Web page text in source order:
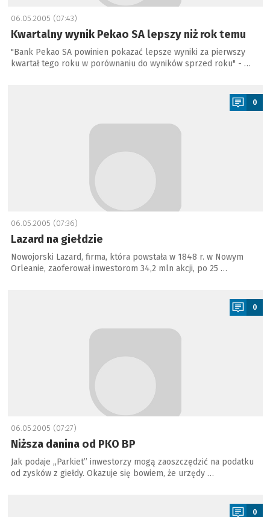
06.05.2005 (07:43)
Kwartalny wynik Pekao SA lepszy niż rok temu
"Bank Pekao SA powinien pokazać lepsze wyniki za pierwszy
kwartał tego roku w porównaniu do wyników sprzed roku" - …
0
06.05.2005 (07:36)
Lazard na giełdzie
Nowojorski Lazard, firma, która powstała w 1848 r. w Nowym
Orleanie, zaoferował inwestorom 34,2 mln akcji, po 25 …
0
06.05.2005 (07:27)
Niższa danina od PKO BP
Jak podaje „Parkiet” inwestorzy mogą zaoszczędzić na podatku
od zysków z giełdy. Okazuje się bowiem, że urzędy …
0